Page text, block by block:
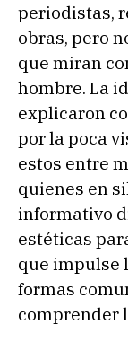
periodistas,
obras, pero
que miran
hombre. La
explicaron
por la poca
estos entre
quienes en
informativo
estéticas
que impulse
formas
comprender